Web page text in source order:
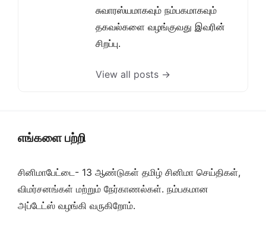
சுவாரஸ்யமாகவும் நம்பகமாகவும்
தகவல்களை வழங்குவது இவரின்
சிறப்பு.
View all posts →
எங்களை பற்றி
சினிமாபேட்டை- 13 ஆண்டுகள் தமிழ் சினிமா செய்திகள்,
விமர்சனங்கள் மற்றும் நேர்காணல்கள். நம்பகமான
அப்டேட்ஸ் வழங்கி வருகிறோம்.